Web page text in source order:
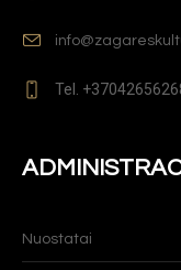
Tel.
Nuostatai